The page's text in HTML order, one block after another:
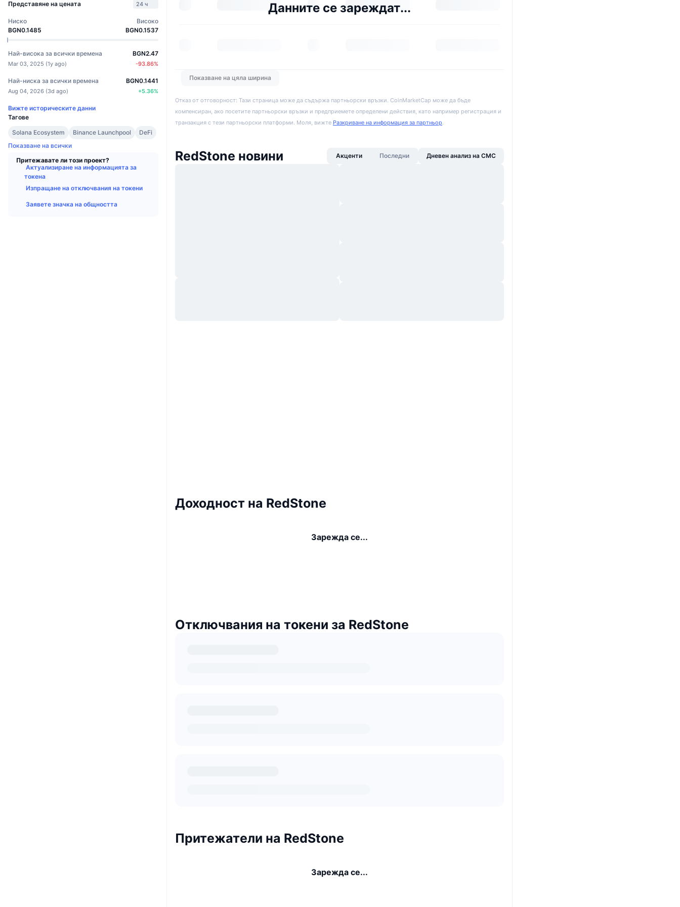
Представяне на цената 24 ч
Ниско
BGN0.1485
Високо
BGN0.1537
Най-висока за всички времена
Mar 03, 2025 (1y ago)
BGN2.47
-93.86%
Най-ниска за всички времена
Aug 04, 2026 (3d ago)
BGN0.1441
+5.36%
Вижте историческите данни
Тагове
Solana Ecosystem
Binance Launchpool
DeFi
Показване на всички
Притежавате ли този проект?
Актуализиране на информацията за
токена
Изпращане на отключвания на токени
Заявете значка на общността
Данните се зареждат...
Показване на цяла ширина
Отказ от отговорност: Тази страница може да съдържа партньорски връзки. CoinMarketCap може да бъде
компенсиран, ако посетите партньорски връзки и предприемете определени действия, като например регистрация и
транзакция с тези партньорски платформи. Моля, вижте Разкриване на информация за партньор.
RedStone новини Акценти Последни Дневен анализ на CMC
Доходност на RedStone
Зарежда се...
Отключвания на токени за RedStone
Притежатели на RedStone
Зарежда се...